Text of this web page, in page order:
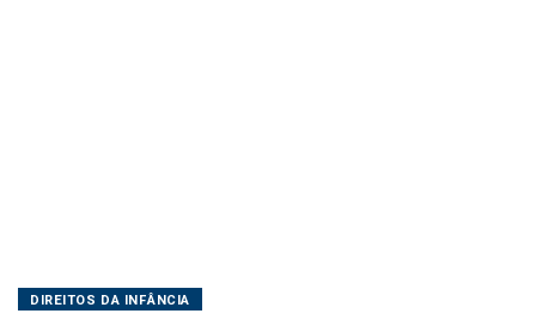
DIREITOS DA INFÂNCIA